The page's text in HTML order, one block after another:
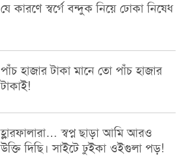
যে কারণে স্বর্গে বন্দুক নিয়ে ঢোকা নিষেধ
পাঁচ হাজার টাকা মানে তো পাঁচ হাজার
টাকাই!
হ্লারফালারা… স্বপ্ন ছাড়া আমি আরও
উক্তি দিছি। সাইটে ঢুইকা ওইগুলা পড়!